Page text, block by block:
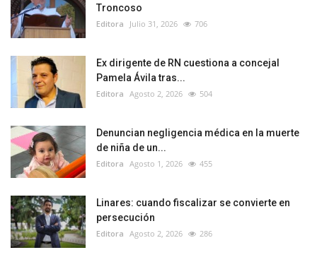
Troncoso
Editora Julio 31, 2026 706
Ex dirigente de RN cuestiona a concejal
Pamela Ávila tras...
Editora Agosto 2, 2026 504
Denuncian negligencia médica en la muerte
de niña de un...
Editora Agosto 1, 2026 455
Linares: cuando fiscalizar se convierte en
persecución
Editora Agosto 2, 2026 286